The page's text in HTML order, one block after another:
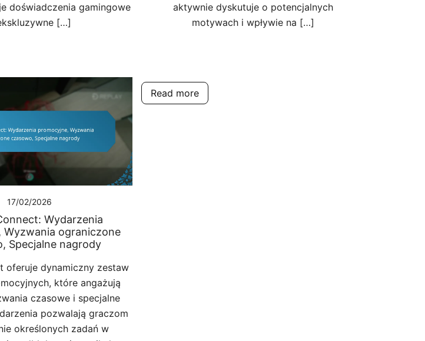
doświadczenia gamingowe
[…]
aktywnie dyskutuje o potencjalnych
motywach i wpływie na […]
17/02/2026
Wydarzenia
Wyzwania ograniczone
Specjalne nagrody
oferuje dynamiczny zestaw
które angażują
czasowe i specjalne
pozwalają graczom
określonych zadań w
Read more